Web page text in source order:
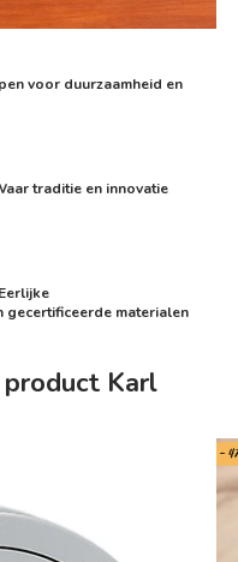
voor duurzaamheid en
traditie en innovatie
gecertificeerde materialen
Karl
-